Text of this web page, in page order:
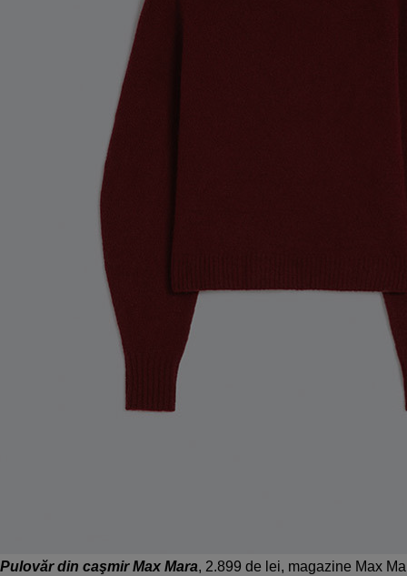
Pulovăr din caşmir Max Mara, 2.899 de lei, magazine Max